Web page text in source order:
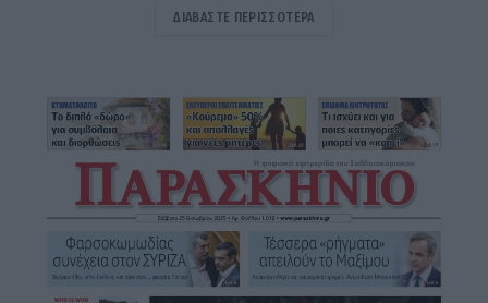
ΔΙΑΒΆΣΤΕ ΠΕΡΙΣΣΌΤΕΡΑ